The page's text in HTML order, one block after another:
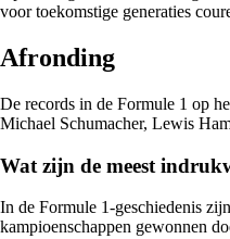
voor toekomstige generaties
Afronding
De records in de Formule 1 op
Michael Schumacher, Lewis
Wat zijn de meest
In de Formule 1-geschiedenis
kampioenschappen gewonnen